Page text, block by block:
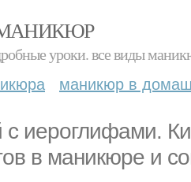
уроки. все виды
маникюр в
иероглифами.
в маникюре и